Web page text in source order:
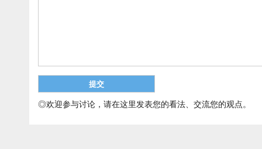
◎欢迎参与讨论，请在这里发表您的看法、交流您的观点。